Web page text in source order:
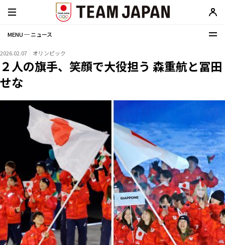
MENU ─ ニュース
2026.02.07 オリンピック
２人の旗手、笑顔で大役担う 森重航と冨田
せな